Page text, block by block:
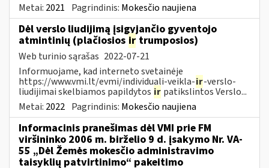
Metai: 2021 Pagrindinis: Mokesčio naujiena
Dėl verslo liudijimą įsigyjančio gyventojo
atmintinių (plačiosios ir trumposios)
Web turinio sąrašas 2022-07-21
Informuojame, kad interneto svetainėje
https://www.vmi.lt/evmi/individuali-veikla-ir-verslo-
liudijimai skelbiamos papildytos ir patikslintos Verslo...
Metai: 2022 Pagrindinis: Mokesčio naujiena
Informacinis pranešimas dėl VMI prie FM
viršininko 2006 m. birželio 9 d. įsakymo Nr. VA-
55 „Dėl Žemės mokesčio administravimo
taisyklių patvirtinimo“ pakeitimo